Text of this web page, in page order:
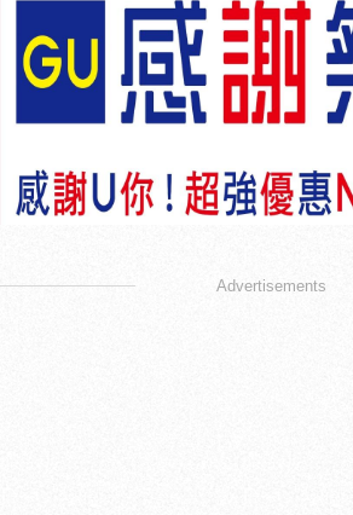
Advertisements